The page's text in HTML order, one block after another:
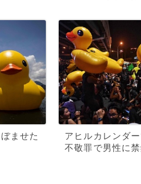
ませた
アヒルカレンダー
不敬罪で男性に